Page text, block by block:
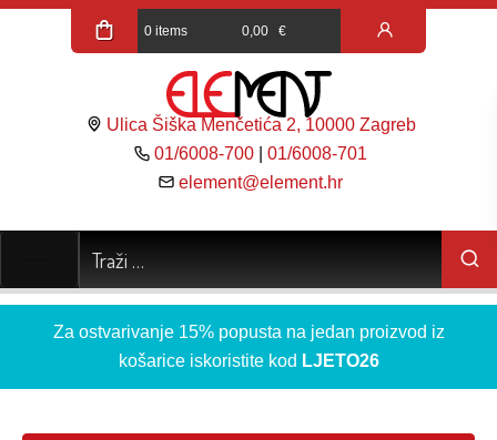
0 items 0,00 €
Ulica Šiška Menčetića 2, 10000 Zagreb
01/6008-700 |01/6008-701
element@element.hr
Za ostvarivanje 15% popusta na jedan proizvod iz
košarice iskoristite kod LJETO26